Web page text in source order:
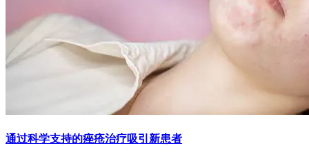
通过科学支持的痤疮治疗吸引新患者